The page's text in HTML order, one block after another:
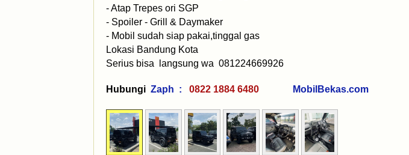
- ⁠Atap Trepes ori SGP
- ⁠Spoiler - ⁠Grill & Daymaker
- ⁠Mobil sudah siap pakai,tinggal gas
Lokasi Bandung Kota
Serius bisa langsung wa 081224669926
Hubungi Zaph : 0822 1884 6480 MobilBekas.com